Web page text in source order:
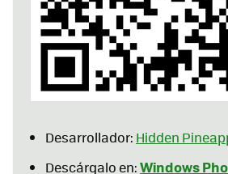
Desarrollador: Hidden
Descárgalo en:Windows